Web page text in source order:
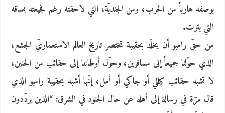
بوصفه هارباً من الحرب، ومن الجنديّة، التي لاحقته رغم فجيعته بساقه
التي بترت.
من حقّ رامبو أن يخلّد بحقيبة تختصر تاريخ العالم الاستعماريّ الجشع،
الذي حوّلنا جميعاً إلى مسافرين، وحوّل أوطاننا إلى حقائب من الحنين،
لا تشبه حقائب كيللي أو جاكي أو أمل، إنّها أشبه بحقيبة رامبو الذي
قال مرّة في رسالة إلى أهله عن حال الجنود في الشرق: “الذين يردّدون